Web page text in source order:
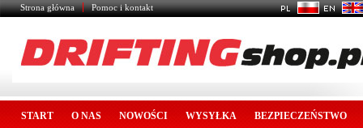
Strona główna Pomoc i kontakt
START O NAS NOWOŚCI WYSYŁKA BEZPIECZEŃSTWO